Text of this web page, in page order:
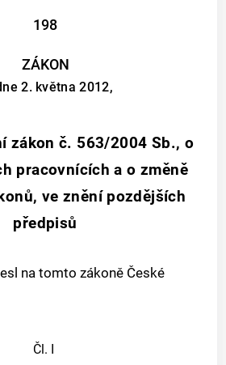
198
ZÁKON
2. května 2012,
zákon č. 563/2004 Sb., o
pracovnících a o změně
ve znění pozdějších
předpisů
na tomto zákoně České
Čl. I